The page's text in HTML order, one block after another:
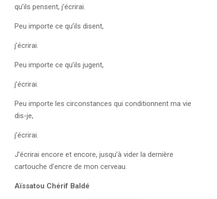
qu’ils pensent, j’écrirai.
Peu importe ce qu’ils disent,
j’écrirai.
Peu importe ce qu’ils jugent,
j’écrirai.
Peu importe les circonstances qui conditionnent ma vie
dis-je,
j’écrirai.
J’écrirai encore et encore, jusqu’à vider la dernière
cartouche d’encre de mon cerveau.
Aïssatou Chérif Baldé